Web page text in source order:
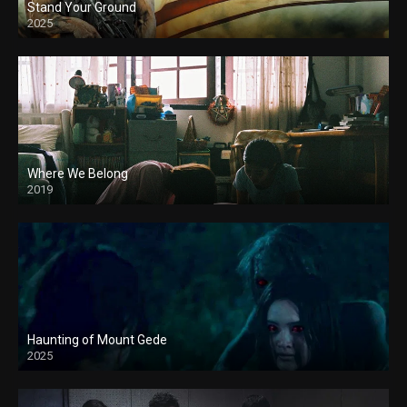
Stand Your Ground
2025
Where We Belong
2019
Haunting of Mount Gede
2025